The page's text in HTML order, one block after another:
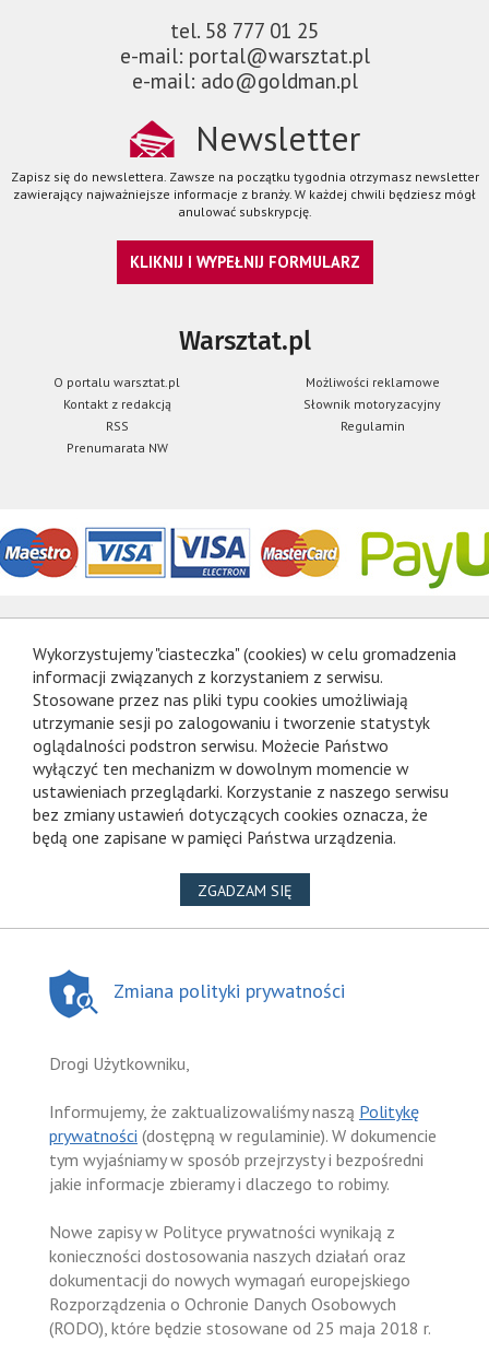
tel. 58 777 01 25
e-mail: portal@warsztat.pl
e-mail: ado@goldman.pl
Newsletter
Zapisz się do newslettera. Zawsze na początku tygodnia otrzymasz newsletter
zawierający najważniejsze informacje z branży. W każdej chwili będziesz mógł
anulować subskrypcję.
KLIKNIJ I WYPEŁNIJ FORMULARZ
Warsztat.pl
O portalu warsztat.pl
Możliwości reklamowe
Kontakt z redakcją
Słownik motoryzacyjny
RSS
Regulamin
Prenumarata NW
Wykorzystujemy "ciasteczka" (cookies) w celu gromadzenia
informacji związanych z korzystaniem z serwisu.
Stosowane przez nas pliki typu cookies umożliwiają
utrzymanie sesji po zalogowaniu i tworzenie statystyk
oglądalności podstron serwisu. Możecie Państwo
wyłączyć ten mechanizm w dowolnym momencie w
ustawieniach przeglądarki. Korzystanie z naszego serwisu
bez zmiany ustawień dotyczących cookies oznacza, że
będą one zapisane w pamięci Państwa urządzenia.
ZGADZAM SIĘNA WYKORZYSTANIE PLIKÓW
Zmiana polityki prywatności
Drogi Użytkowniku,
Informujemy, że zaktualizowaliśmy naszą Politykę
prywatności (dostępną w regulaminie). W dokumencie
tym wyjaśniamy w sposób przejrzysty i bezpośredni
jakie informacje zbieramy i dlaczego to robimy.
Nowe zapisy w Polityce prywatności wynikają z
konieczności dostosowania naszych działań oraz
dokumentacji do nowych wymagań europejskiego
Rozporządzenia o Ochronie Danych Osobowych
(RODO), które będzie stosowane od 25 maja 2018 r.